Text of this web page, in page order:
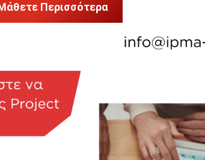
Περισσότερα